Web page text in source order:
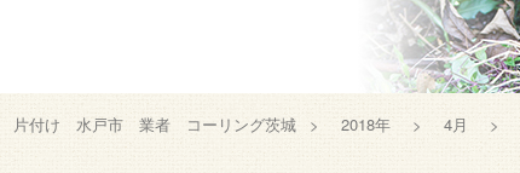
付け 水戸市 業者 コーリング茨城 > 2018年 > 4月 >